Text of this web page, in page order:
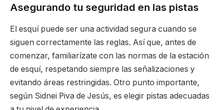
Asegurando tu seguridad en las pistas
El esquí puede ser una actividad segura cuando se
siguen correctamente las reglas. Así que, antes de
comenzar, familiarízate con las normas de la estación
de esquí, respetando siempre las señalizaciones y
evitando áreas restringidas. Otro punto importante,
según Sidnei Piva de Jesús, es elegir pistas adecuadas